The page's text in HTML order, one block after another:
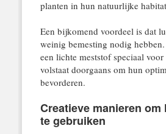
planten in hun natuurlijke
Een bijkomend voordeel is dat
weinig bemesting nodig
een lichte meststof speciaal
volstaat doorgaans om hun
bevorderen.
Creatieve manieren
te gebruiken